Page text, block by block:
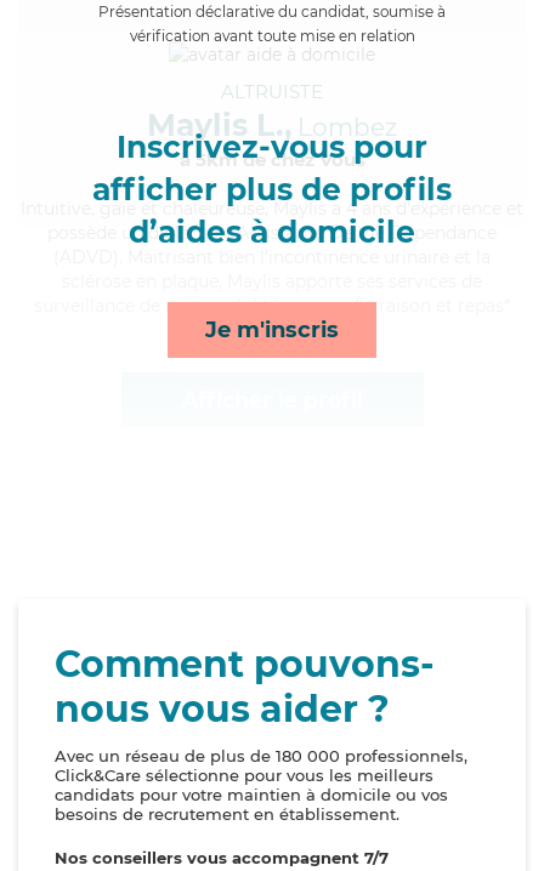
Présentation déclarative du candidat, soumise à
vérification avant toute mise en relation
Inscrivez-vous pour
afficher plus de profils
d’aides à domicile
Je m'inscris
ALTRUISTE
Maylis L., Lombez
à 5km de chez Vous
, gaie et chaleureuse, Maylis a 4 ans d'expérience et
possède un diplôme d'Assistante De Vie Dépendance
surveillance de nuit, mobilité, courses/livraison et repas*
Comment pouvons-
nous vous aider ?
Avec un réseau de plus de 180 000 professionnels,
Click&Care sélectionne pour vous les meilleurs
candidats pour votre maintien à domicile ou vos
besoins de recrutement en établissement.
Nos conseillers vous accompagnent 7/7